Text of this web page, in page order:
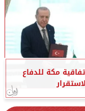
مكة للدفاع